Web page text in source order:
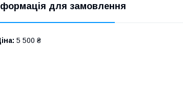
для замовлення
5 500 ₴